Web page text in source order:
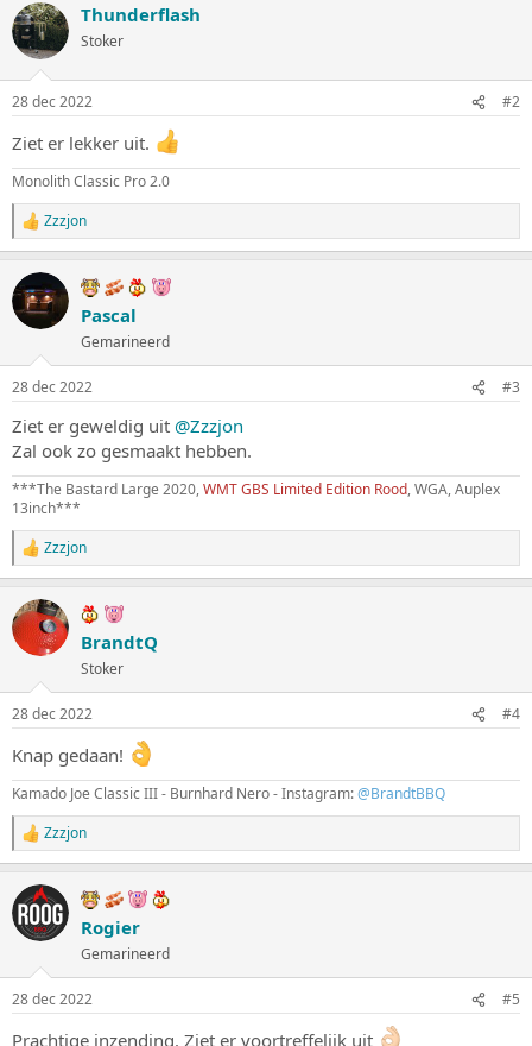
r
d
e
n
e
n
:
Thunderflash
Stoker
28 dec 2022 #2
Ziet er lekker uit.
Monolith Classic Pro 2.0
W
a
r
d
e
i
n
g
e
n
:
Zzzjon
Pascal
Gemarineerd
28 dec 2022 #3
Ziet er geweldig uit @Zzzjon
Zal ook zo gesmaakt hebben.
***The Bastard Large 2020,WMT GBS Limited Edition Rood, WGA, Auplex
13inch***
W
a
r
d
e
i
n
g
e
n
:
Zzzjon
BrandtQ
Stoker
28 dec 2022 #4
Knap gedaan!
Kamado Joe Classic III - Burnhard Nero - Instagram:@BrandtBBQ
W
a
r
d
e
i
n
g
Zzzjon
Rogier
Gemarineerd
28 dec 2022 #5
Prachtige inzending. Ziet er voortreffelijk uit